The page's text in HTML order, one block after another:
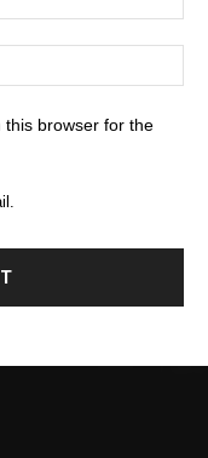
this browser for the